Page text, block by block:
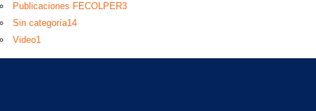
Publicaciones FECOLPER3
Sin categoría14
Video1